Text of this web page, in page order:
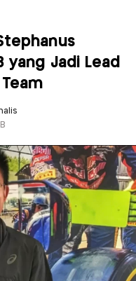
yang Jadi Lead